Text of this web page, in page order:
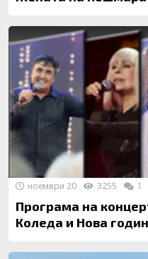
Програма на
Коледа и Нова
ноември 20 3255 1